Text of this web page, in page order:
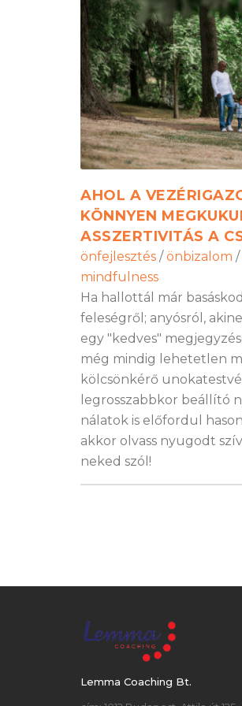
AHOL A
KÖNNYEN
ASSZERTIVITÁS A
önfejlesztés / önbizalom /
mindfulness
Ha hallottál már
feleségről; anyósról,
egy "kedves"
még mindig lehetetlen
kölcsönkérő
legrosszabbkor beállító
nálatok is előfordul
akkor olvass nyugodt
neked szól!
Lemma Coaching Bt.